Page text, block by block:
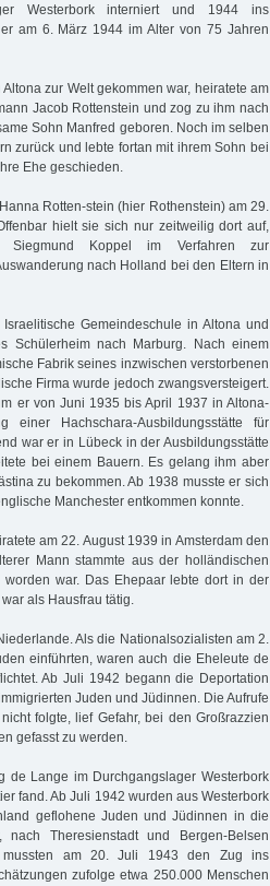
Westerbork interniert und 1944 ins
am 6. März 1944 im Alter von 75 Jahren
zur Welt gekommen war, heiratete am
Jacob Rottenstein und zog zu ihm nach
Sohn Manfred geboren. Noch im selben
zurück und lebte fortan mit ihrem Sohn bei
Ehe geschieden.
Rotten-stein (hier Rothenstein) am 29.
hielt sie sich nur zeitweilig dort auf,
Koppel im Verfahren zur
nach Holland bei den Eltern in
Gemeindeschule in Altona und
Schülerheim nach Marburg. Nach einem
Fabrik seines inzwischen verstorbenen
Firma wurde jedoch zwangsversteigert.
er von Juni 1935 bis April 1937 in Altona-
einer Hachschara-Ausbildungsstätte für
war er in Lübeck in der Ausbildungsstätte
bei einem Bauern. Es gelang ihm aber
zu bekommen. Ab 1938 musste er sich
Manchester entkommen konnte.
am 22. August 1939 in Amsterdam den
Mann stammte aus der holländischen
war. Das Ehepaar lebte dort in der
als Hausfrau tätig.
Als die Nationalsozialisten am 2.
einführten, waren auch die Eheleute de
Ab Juli 1942 begann die Deportation
Juden und Jüdinnen. Die Aufrufe
folgte, lief Gefahr, bei den Großrazzien
gefasst zu werden.
Lange im Durchgangslager Westerbork
fand. Ab Juli 1942 wurden aus Westerbork
geflohene Juden und Jüdinnen in die
nach Theresienstadt und Bergen-Belsen
am 20. Juli 1943 den Zug ins
zufolge etwa 250.000 Menschen